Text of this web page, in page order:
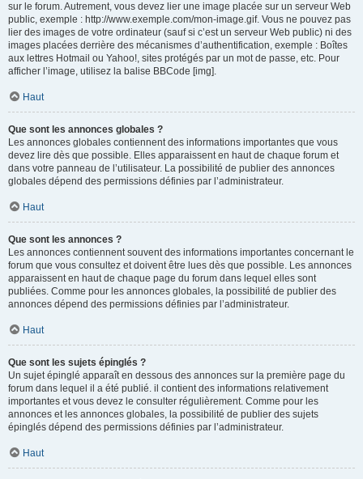
sur le forum. Autrement, vous devez lier une image placée sur un serveur Web
public, exemple : http://www.exemple.com/mon-image.gif. Vous ne pouvez pas
lier des images de votre ordinateur (sauf si c’est un serveur Web public) ni des
images placées derrière des mécanismes d’authentification, exemple : Boîtes
aux lettres Hotmail ou Yahoo!, sites protégés par un mot de passe, etc. Pour
afficher l’image, utilisez la balise BBCode [img].
Haut
Que sont les annonces globales ?
Les annonces globales contiennent des informations importantes que vous
devez lire dès que possible. Elles apparaissent en haut de chaque forum et
dans votre panneau de l’utilisateur. La possibilité de publier des annonces
globales dépend des permissions définies par l’administrateur.
Haut
Que sont les annonces ?
Les annonces contiennent souvent des informations importantes concernant le
forum que vous consultez et doivent être lues dès que possible. Les annonces
apparaissent en haut de chaque page du forum dans lequel elles sont
publiées. Comme pour les annonces globales, la possibilité de publier des
annonces dépend des permissions définies par l’administrateur.
Haut
Que sont les sujets épinglés ?
Un sujet épinglé apparaît en dessous des annonces sur la première page du
forum dans lequel il a été publié. il contient des informations relativement
importantes et vous devez le consulter régulièrement. Comme pour les
annonces et les annonces globales, la possibilité de publier des sujets
épinglés dépend des permissions définies par l’administrateur.
Haut